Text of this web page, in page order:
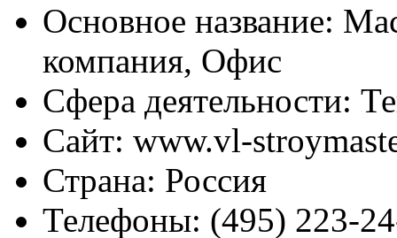
Основное название:
компания, Офис
Сфера деятельности:
Сайт: www.vl-
Страна: Россия
Телефоны: (495) 223-